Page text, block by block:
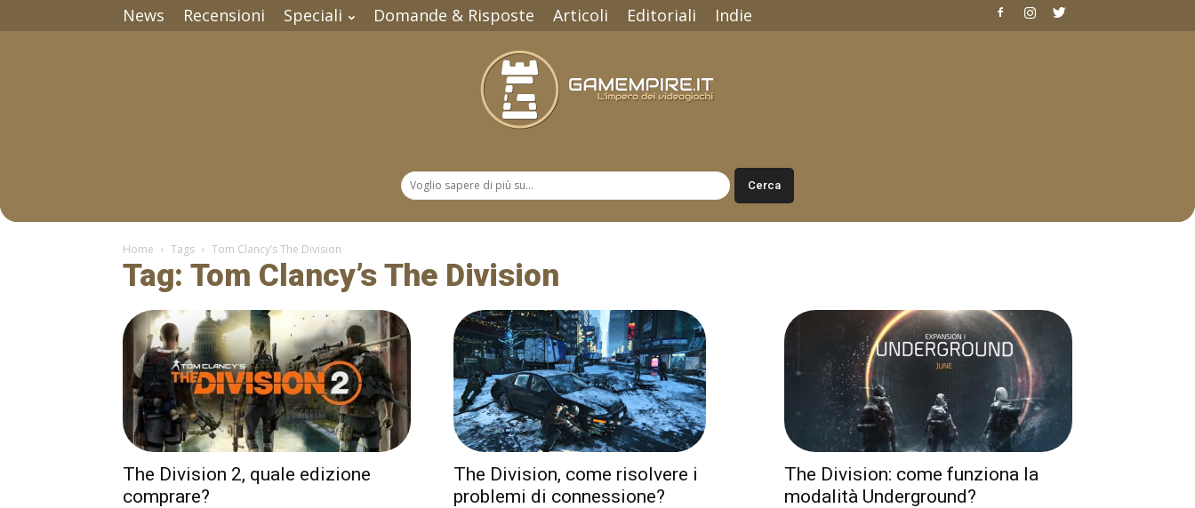
News Recensioni Speciali Domande & Risposte Articoli Editoriali Indie
Home Tags Tom Clancy’s The Division
Tag: Tom Clancy’s The Division
The Division 2, quale edizione
comprare?
The Division, come risolvere i
problemi di connessione?
The Division: come funziona la
modalità Underground?